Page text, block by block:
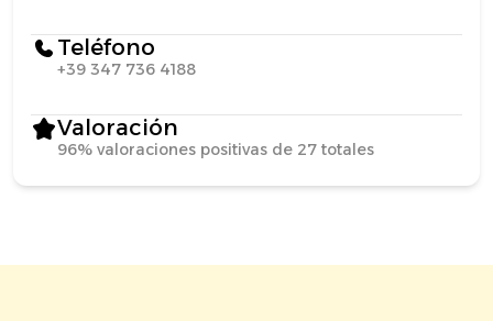
Teléfono
+39 347 736 4188
Valoración
96% valoraciones positivas de 27 totales